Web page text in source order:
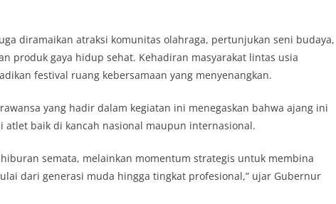
diramaikan atraksi komunitas olahraga, pertunjukan seni budaya,
produk gaya hidup sehat. Kehadiran masyarakat lintas usia
festival ruang kebersamaan yang menyenangkan.
yang hadir dalam kegiatan ini menegaskan bahwa ajang ini
baik di kancah nasional maupun internasional.
semata, melainkan momentum strategis untuk membina
dari generasi muda hingga tingkat profesional,” ujar Gubernur